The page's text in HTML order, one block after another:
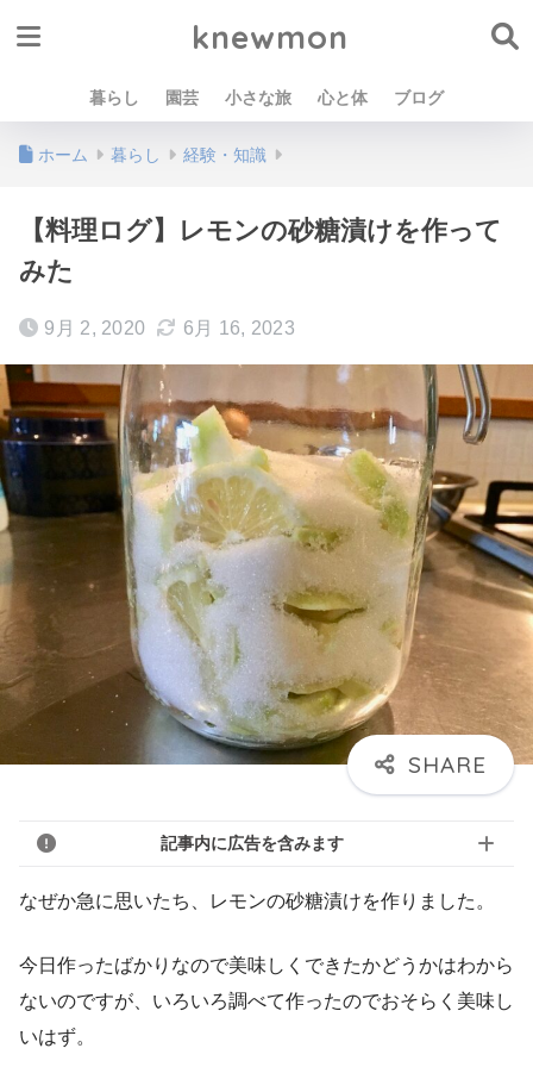
knewmon
暮らし 園芸 小さな旅 心と体 ブログ
ホーム 暮らし 経験・知識
【料理ログ】レモンの砂糖漬けを作って
みた
9月 2, 2020 6月 16, 2023
記事内に広告を含みます
なぜか急に思いたち、レモンの砂糖漬けを作りました。
今日作ったばかりなので美味しくできたかどうかはわから
ないのですが、いろいろ調べて作ったのでおそらく美味し
いはず。